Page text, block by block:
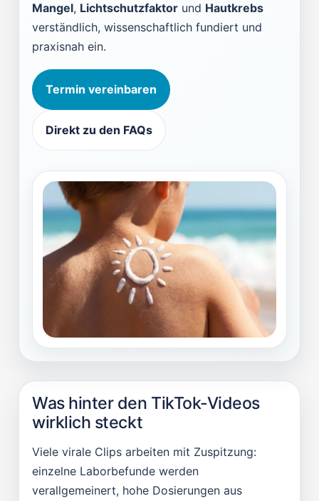
Mangel, Lichtschutzfaktor und Hautkrebs
verständlich, wissenschaftlich fundiert und
praxisnah ein.
Termin vereinbaren
Direkt zu den FAQs
Was hinter den TikTok-Videos
wirklich steckt
Viele virale Clips arbeiten mit Zuspitzung:
einzelne Laborbefunde werden
verallgemeinert, hohe Dosierungen aus